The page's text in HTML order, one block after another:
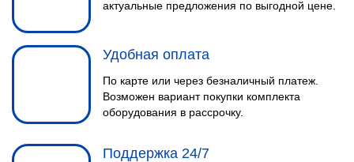
актуальные предложения по выгодной цене.
Удобная оплата
По карте или через безналичный платеж.
Возможен вариант покупки комплекта
оборудования в рассрочку.
Поддержка 24/7